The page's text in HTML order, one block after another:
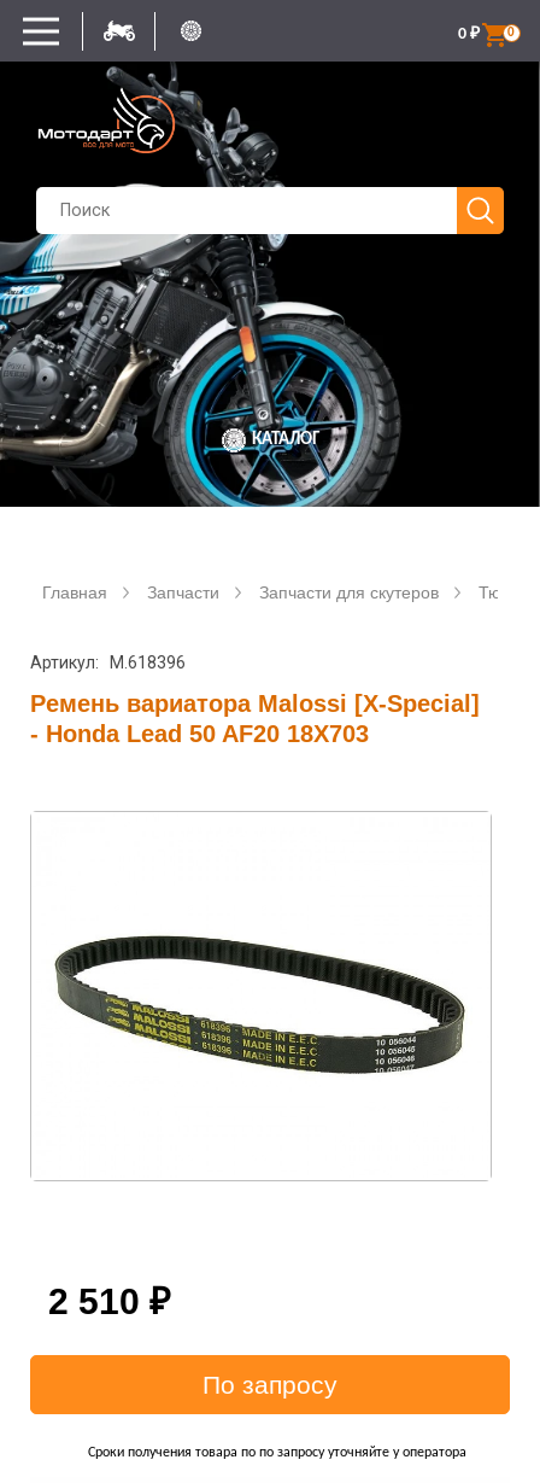
0
0 ₽
КАТАЛОГ
Главная Запчасти Запчасти для скутеров Тюнинг
Артикул: M.618396
Ремень вариатора Malossi [X-Special]
- Honda Lead 50 AF20 18X703
2 510 ₽
Сроки получения товара по по запросу уточняйте у оператора